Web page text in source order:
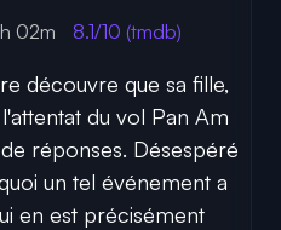
02m 8.1/10 (tmdb)
découvre que sa fille,
du vol Pan Am
réponses. Désespéré
un tel événement a
en est précisément